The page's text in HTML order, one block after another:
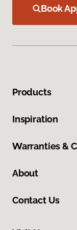
Book
Products
Inspiration
Warranties &
About
Contact Us